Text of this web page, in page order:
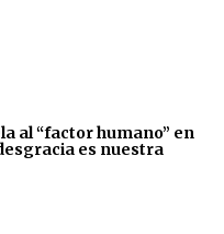
al “factor humano” en
es nuestra